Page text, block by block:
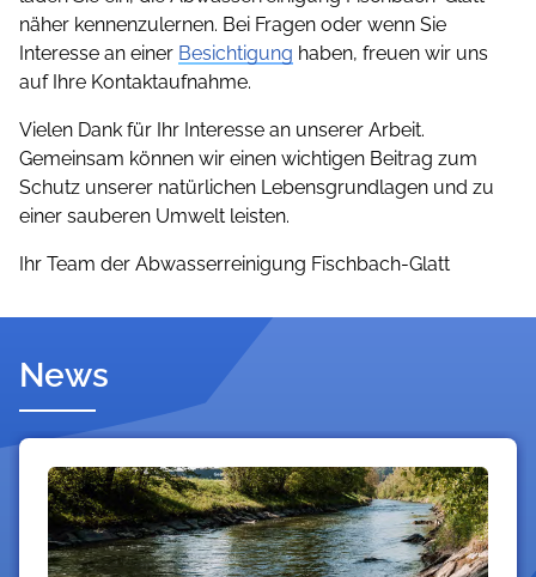
näher kennenzulernen. Bei Fragen oder wenn Sie
Interesse an einer Besichtigung haben, freuen wir uns
auf Ihre Kontaktaufnahme.
Vielen Dank für Ihr Interesse an unserer Arbeit.
Gemeinsam können wir einen wichtigen Beitrag zum
Schutz unserer natürlichen Lebensgrundlagen und zu
einer sauberen Umwelt leisten.
Ihr Team der Abwasserreinigung Fischbach-Glatt
News